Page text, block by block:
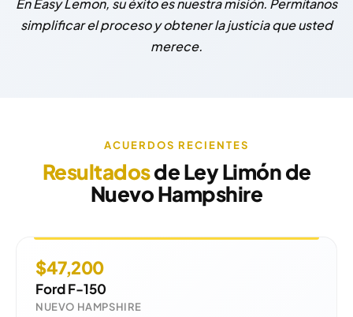
En Easy Lemon, su éxito es nuestra misión. Permítanos
simplificar el proceso y obtener la justicia que usted
merece.
ACUERDOS RECIENTES
Resultadosde Ley Limón de
Nuevo Hampshire
$47,200
Ford F-150
NUEVO HAMPSHIRE